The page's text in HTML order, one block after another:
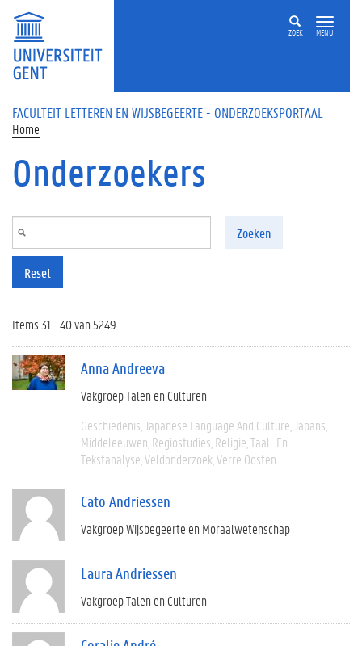
Overslaan en naar de inhoud gaan
ZOEK MENU
FACULTEIT LETTEREN EN WIJSBEGEERTE - ONDERZOEKSPORTAAL
Home
Onderzoekers
Zoeken
Reset
Items 31 - 40 van 5249
Anna Andreeva
Vakgroep Talen en Culturen
Geschiedenis Japanese Language And Culture Japans
Middeleeuwen Regiostudies Religie Taal- En
Tekstanalyse Veldonderzoek Verre Oosten
Cato Andriessen
Vakgroep Wijsbegeerte en Moraalwetenschap
Laura Andriessen
Vakgroep Talen en Culturen